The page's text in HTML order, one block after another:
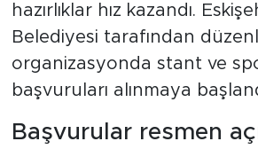
hazırlıklar hız kazandı.
Belediyesi tarafından
organizasyonda stant ve
başvuruları alınmaya
Başvurular resmen